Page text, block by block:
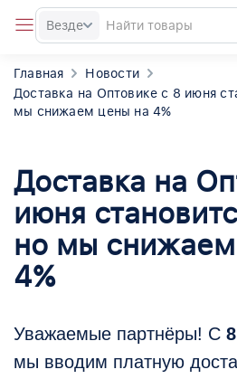
Везде
Главная
Новости
Доставка на Оптовике с 8 июня
мы снижаем цены на 4%
Доставка на
июня
но мы
4%
Уважаемые партнёры! С
мы вводим платную